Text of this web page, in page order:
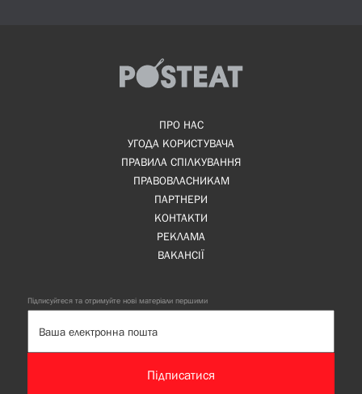
ПРО НАС
УГОДА КОРИСТУВАЧА
ПРАВИЛА СПІЛКУВАННЯ
ПРАВОВЛАСНИКАМ
ПАРТНЕРИ
КОНТАКТИ
РЕКЛАМА
ВАКАНСІЇ
Підписуйтеся та отримуйте нові матеріали першими
Підписатися